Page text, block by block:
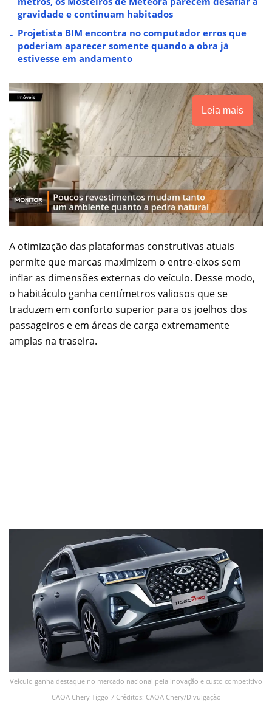
gravidade e continuam habitados
Projetista BIM encontra no computador erros que
poderiam aparecer somente quando a obra já
estivesse em andamento
Leia mais
A otimização das plataformas construtivas atuais
permite que marcas maximizem o entre-eixos sem
inflar as dimensões externas do veículo. Desse modo,
o habitáculo ganha centímetros valiosos que se
traduzem em conforto superior para os joelhos dos
passageiros e em áreas de carga extremamente
amplas na traseira.
Veículo ganha destaque no mercado nacional pela inovação e custo competitivo
CAOA Chery Tiggo 7 Créditos: CAOA Chery/Divulgação